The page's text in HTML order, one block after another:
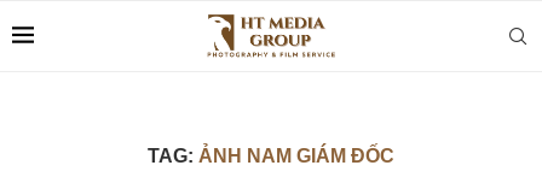
TAG: ẢNH NAM GIÁM ĐỐC